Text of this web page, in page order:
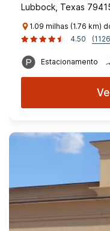
Lubbock, Texas
1.09 milhas (1.76 km)
4.50
Estacionamento